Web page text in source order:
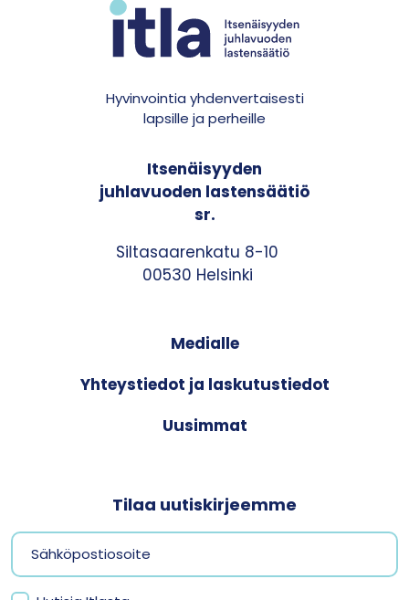
Hyvinvointia yhdenvertaisesti
lapsille ja perheille
Itsenäisyyden
juhlavuoden lastensäätiö
sr.
Siltasaarenkatu 8-10
00530 Helsinki
Medialle
Yhteystiedot ja laskutustiedot
Uusimmat
Tilaa uutiskirjeemme